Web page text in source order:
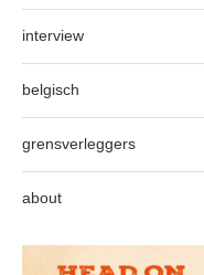
interview
belgisch
grensverleggers
about